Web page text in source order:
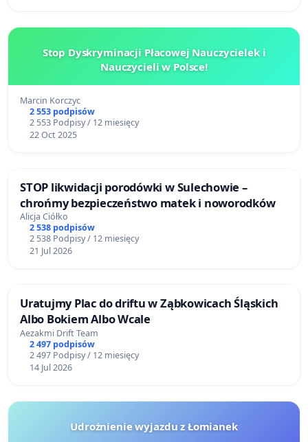
Stop Dyskryminacji Płacowej Nauczycielek i
Nauczycieli w Polsce!
Marcin Korczyc
2 553 podpisów
2 553 Podpisy / 12 miesięcy
22 Oct 2025
STOP likwidacji porodówki w Sulechowie –
chrońmy bezpieczeństwo matek i noworodków
Alicja Ciółko
2 538 podpisów
2 538 Podpisy / 12 miesięcy
21 Jul 2026
Uratujmy Plac do driftu w Ząbkowicach Śląskich
Albo Bokiem Albo Wcale
Aezakmi Drift Team
2 497 podpisów
2 497 Podpisy / 12 miesięcy
14 Jul 2026
Udrożnienie wyjazdu z Łomianek